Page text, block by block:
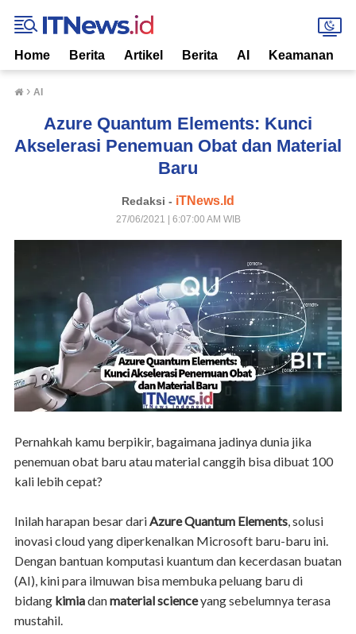
Home Berita Artikel Berita AI Keamanan
› AI
Azure Quantum Elements: Kunci
Akselerasi Penemuan Obat dan Material
Baru
Redaksi - iTNews.Id
27/06/2021 | 6:07:00 AM WIB
Pernahkah kamu berpikir, bagaimana jadinya dunia jika
penemuan obat baru atau material canggih bisa dibuat 100
kali lebih cepat?
Inilah harapan besar dariAzure Quantum Elements, solusi
inovasi cloud yang diperkenalkan Microsoft baru-baru ini.
Dengan bantuan komputasi kuantum dan kecerdasan buatan
(AI), kini para ilmuwan bisa membuka peluang baru di
bidang kimiadanmaterial scienceyang sebelumnya terasa
mustahil.